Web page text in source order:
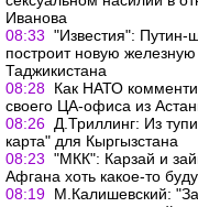
Иванова
08:33 "Известия": Путин-
построит новую
Таджикистана
08:28 Как НАТО
своего ЦА-офиса из
08:26 Д.Триллинг: Из
карта" для Кыргызстана
08:23 "МКК": Карзай и
Афгана хоть какое-то
08:19 М.Калишевский: